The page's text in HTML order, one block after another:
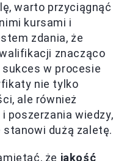
warto przyciągnąć
kursami i
zdania, że
znacząco
w procesie
nie tylko
ale również
poszerzania wiedzy,
dużą zaletę.
że jakość